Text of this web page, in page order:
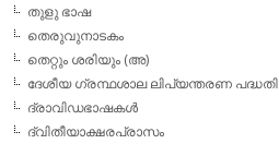
തുളു ഭാഷ
തെരുവുനാടകം
തെറ്റും ശരിയും (അ)
ദേശീയ ഗ്രന്ഥശാല ലിപ്യന്തരണ പദ്ധതി
ദ്രാവിഡഭാഷകള്‍
ദ്വിതീയാക്ഷരപ്രാസം